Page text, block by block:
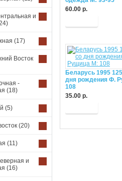
и
(17)
Восток
-
(18)
(5)
(20)
(11)
и
(16)
60.00 р.
Беларусь 1995
дня рождения Ф.
108
35.00 р.